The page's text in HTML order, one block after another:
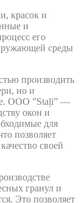
красок и
и
его
среды
производить
но и
OOO ”Staļi” —
окон и
для
позволяет
своей
гранул и
Это позволяет